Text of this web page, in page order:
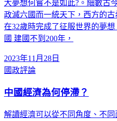
大夢想何嘗不是如此?。細數古
政滅六國而一統天下，西方的
在32歲時完成了征服世界的夢
國 建國不到200年，
2023年11月28日
國政評論
中國經濟為何停滯？
解讀經濟可以從不同角度、不